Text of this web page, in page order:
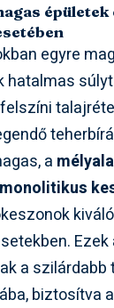
épületek
egyre
hatalmas
a
monolitikus
a szilárdabb
biztosítva